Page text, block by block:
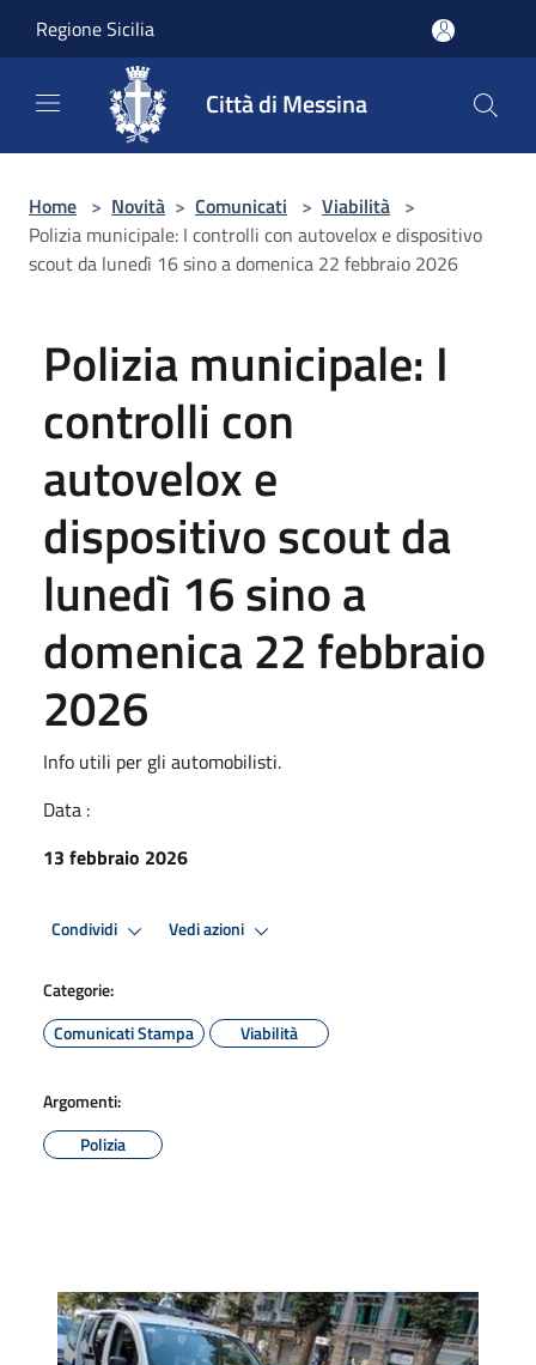
Regione Sicilia
Città di Messina
Home > Novità > Comunicati > Viabilità >
Polizia municipale: I controlli con autovelox e dispositivo
scout da lunedì 16 sino a domenica 22 febbraio 2026
Polizia municipale: I
controlli con
autovelox e
dispositivo scout da
lunedì 16 sino a
domenica 22 febbraio
2026
Info utili per gli automobilisti.
Data :
13 febbraio 2026
Condividi Vedi azioni
Categorie:
Comunicati Stampa
Viabilità
Argomenti:
Polizia